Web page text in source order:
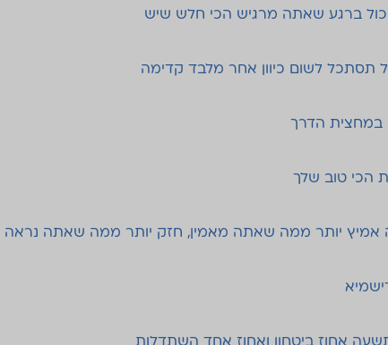
ברגע שאתה מרגיש הכי חלש שיש
לשום כיוון אחר מלבד קדימה
במחצית הדרך
הכי טוב שלך
אמיץ יותר ממה שאתה מאמין, חזק יותר ממה שאתה
אחוז ביטחון ואחוז אחד השתדלות